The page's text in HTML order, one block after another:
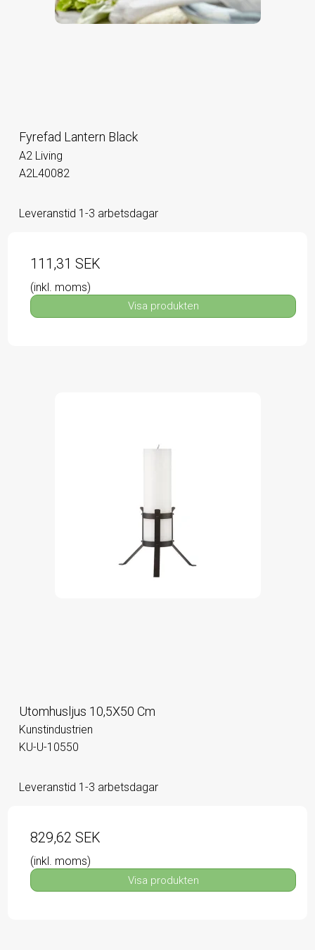
Fyrefad Lantern Black
A2 Living
A2L40082
Leveranstid 1-3 arbetsdagar
111,31 SEK
(inkl. moms)
Visa produkten
Utomhusljus 10,5X50 Cm
Kunstindustrien
KU-U-10550
Leveranstid 1-3 arbetsdagar
829,62 SEK
(inkl. moms)
Visa produkten